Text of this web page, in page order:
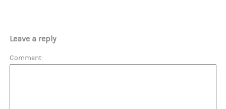
Leave a reply
Comment